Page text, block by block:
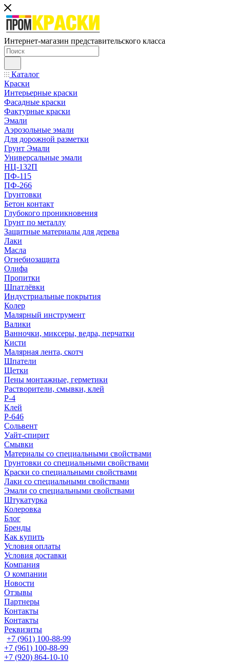
Интернет-магазин представительского класса
Каталог
Краски
Интерьерные краски
Фасадные краски
Фактурные краски
Эмали
Аэрозольные эмали
Для дорожной разметки
Грунт Эмали
Универсальные эмали
НЦ-132П
ПФ-115
ПФ-266
Грунтовки
Бетон контакт
Глубокого проникновения
Грунт по металлу
Защитные материалы для дерева
Лаки
Масла
Огнебиозащита
Олифа
Пропитки
Шпатлёвки
Индустриальные покрытия
Колер
Малярный инструмент
Валики
Ванночки, миксеры, ведра, перчатки
Кисти
Малярная лента, скотч
Шпатели
Щетки
Пены монтажные, герметики
Растворители, смывки, клей
Р-4
Клей
Р-646
Сольвент
Уайт-спирит
Смывки
Материалы со специальными свойствами
Грунтовки со специальными свойствами
Краски со специальными свойствами
Лаки со специальными свойствами
Эмали со специальными свойствами
Штукатурка
Колеровка
Блог
Бренды
Как купить
Условия оплаты
Условия доставки
Компания
О компании
Новости
Отзывы
Партнеры
Контакты
Контакты
Реквизиты
+7 (961) 100-88-99
+7 (961) 100-88-99
+7 (920) 864-10-10